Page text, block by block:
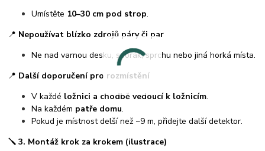
Umístěte 10–30 cm pod strop.
📍 Nepoužívat blízko zdrojů páry či par
Ne nad varnou desku, sporák, sprchu nebo jiná horká místa.
📍 Další doporučení pro rozmístění
V každé ložnici a chodbě vedoucí k ložnicím.
Na každém patře domu.
Pokud je místnost delší než ~9 m, přidejte další detektor.
🪛 3. Montáž krok za krokem (ilustrace)